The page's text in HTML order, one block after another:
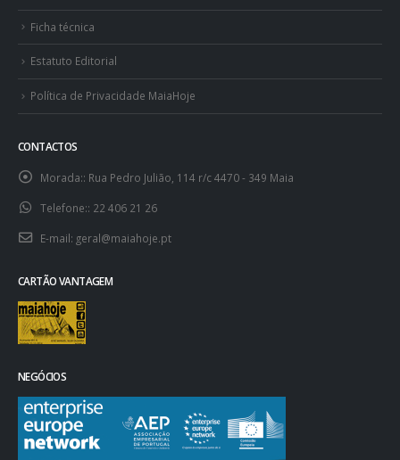
Ficha técnica
Estatuto Editorial
Política de Privacidade MaiaHoje
CONTACTOS
Morada:: Rua Pedro Julião, 114 r/c 4470 - 349 Maia
Telefone:: 22 406 21 26
E-mail: geral@maiahoje.pt
CARTÃO VANTAGEM
NEGÓCIOS